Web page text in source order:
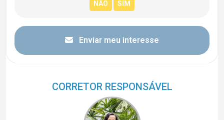
Enviar meu interesse
CORRETOR RESPONSÁVEL